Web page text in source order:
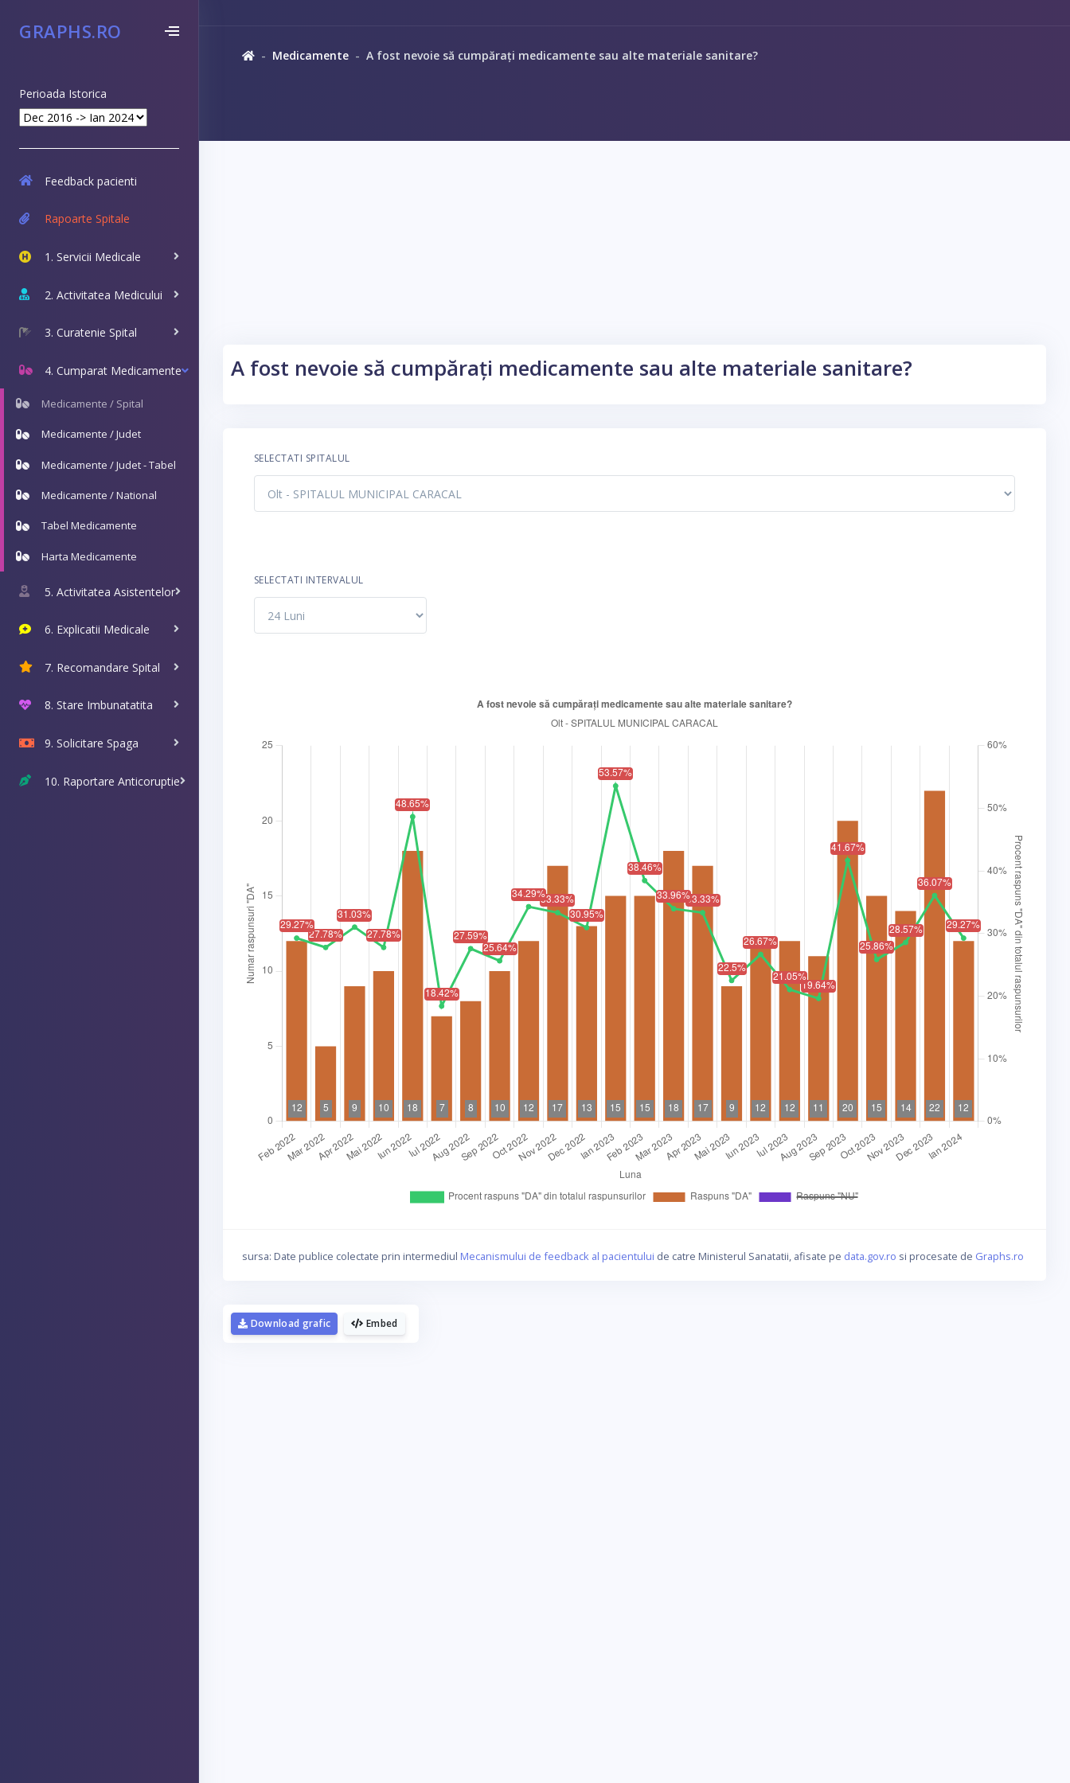
GRAPHS.RO
Perioada Istorica
Feedback pacienti
Rapoarte Spitale
1. Servicii Medicale
2. Activitatea Medicului
3. Curatenie Spital
4. Cumparat Medicamente
Medicamente / Spital
Medicamente / Judet
Medicamente / Judet - Tabel
Medicamente / National
Tabel Medicamente
Harta Medicamente
5. Activitatea Asistentelor
6. Explicatii Medicale
7. Recomandare Spital
8. Stare Imbunatatita
9. Solicitare Spaga
10. Raportare Anticoruptie
Medicamente A fost nevoie să cumpărați medicamente sau alte materiale sanitare?
A fost nevoie să cumpărați medicamente sau alte materiale sanitare?
SELECTATI SPITALUL
SELECTATI INTERVALUL
sursa: Date publice colectate prin intermediul Mecanismului de feedback al pacientului de catre Ministerul Sanatatii, afisate pe data.gov.ro si procesate de Graphs.ro
Embed
Download grafic
La fel cum tie iti plac graficele, mie imi
o cafea mi-ar da energie sa mai fac si altele!